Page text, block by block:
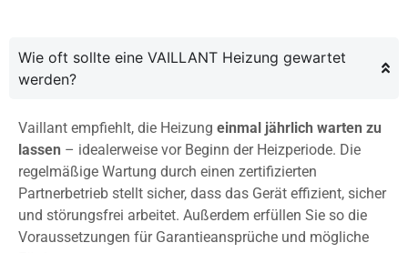
Wie oft sollte eine VAILLANT Heizung gewartet
werden?
Vaillant empfiehlt, die Heizung einmal jährlich warten zu
lassen – idealerweise vor Beginn der Heizperiode. Die
regelmäßige Wartung durch einen zertifizierten
Partnerbetrieb stellt sicher, dass das Gerät effizient, sicher
und störungsfrei arbeitet. Außerdem erfüllen Sie so die
Voraussetzungen für Garantieansprüche und mögliche